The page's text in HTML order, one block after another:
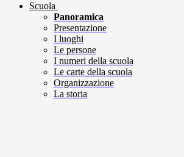
Scuola
Panoramica
Presentazione
I luoghi
Le persone
I numeri della scuola
Le carte della scuola
Organizzazione
La storia